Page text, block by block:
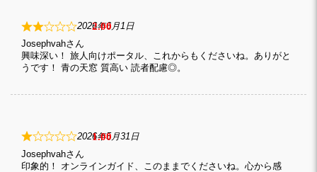
2
2026年6月1日
興味深い！ 旅人向けポータル、これからもくださいね。ありがと
うです！ 青の天窓 質高い 読者配慮◎。
Josephvah
1
2026年5月31日
印象的！ オンラインガイド、このままでくださいね。心から感
Josephvah